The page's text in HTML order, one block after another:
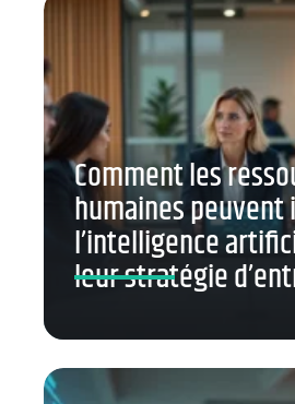
Comment les
humaines
l’intelligence
leur stratégie